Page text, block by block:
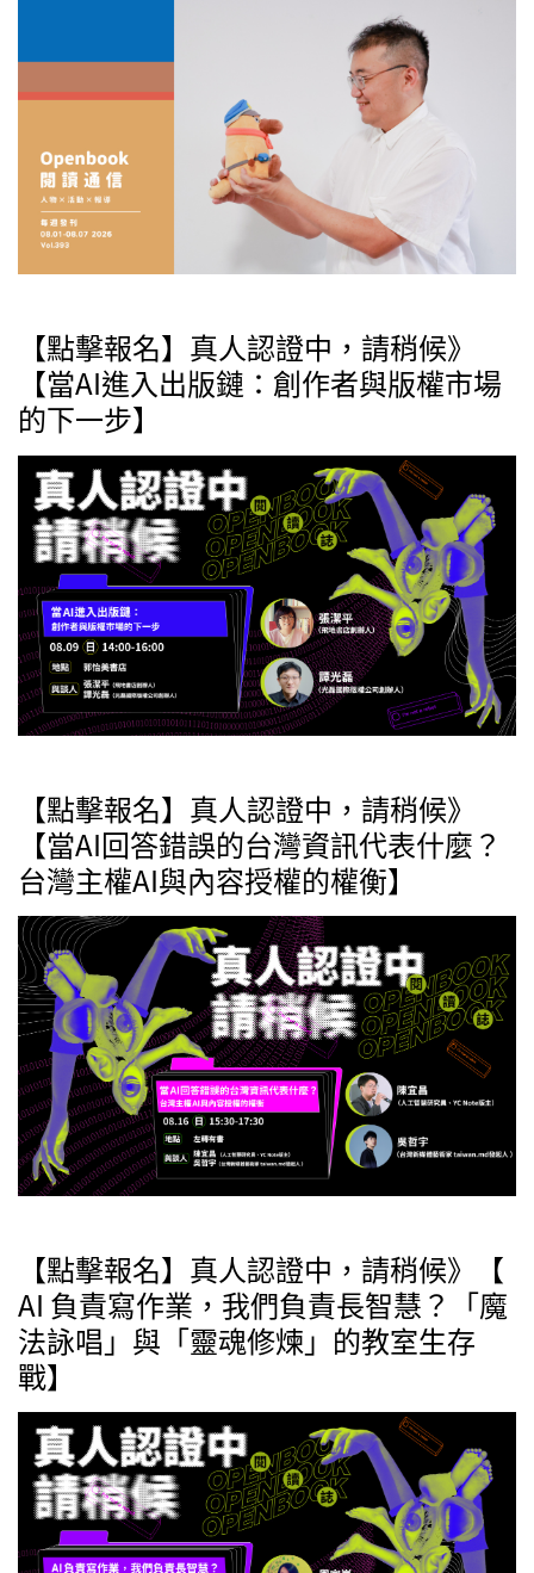
【點擊報名】真人認證中，請稍候》
【當AI進入出版鏈：創作者與版權市場
的下一步】
【點擊報名】真人認證中，請稍候》
【當AI回答錯誤的台灣資訊代表什麼？
台灣主權AI與內容授權的權衡】
【點擊報名】真人認證中，請稍候》【
AI 負責寫作業，我們負責長智慧？「魔
法詠唱」與「靈魂修煉」的教室生存
戰】